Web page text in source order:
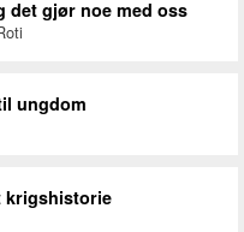
det gjør noe med oss
ungdom
krigshistorie